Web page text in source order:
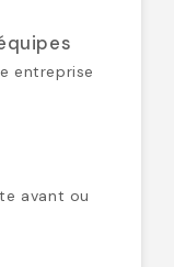
entreprise
avant ou